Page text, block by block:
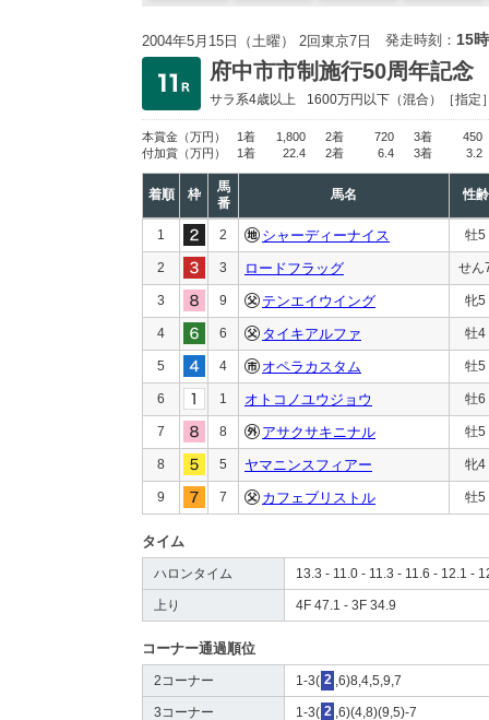
2004年5月15日（土曜） 2回東京7日 発走時刻： 15
府中市市制施行50周年記念
サラ系4歳以上 1600万円以下 （混合）［指定
本賞金 （万円） 1着 1,800 2着 720 3着
450
付加賞 （万円） 1着 22.4 2着 6.4 3着 3.2
着順 枠
馬
番
馬名 性齢
1 2 シャーディーナイス 牡5
2 3 ロードフラッグ せん
3 9 テンエイウイング 牝5
4 6 タイキアルファ 牡4
5 4 オペラカスタム 牡5
6 1 オトコノユウジョウ 牡6
7 8 アサクサキニナル 牡5
8 5 ヤマニンスフィアー 牝4
9 7 カフェブリストル 牡5
タイム
ハロンタイム 13.3 - 11.0 - 11.3 - 11.6 - 12.1 -
上り 4F 47.1 - 3F 34.9
コーナー通過順位
2コーナー 1-3( 2 ,6)8,4,5,9,7
3コーナー 1-3( 2 ,6)(4,8)(9,5)-7